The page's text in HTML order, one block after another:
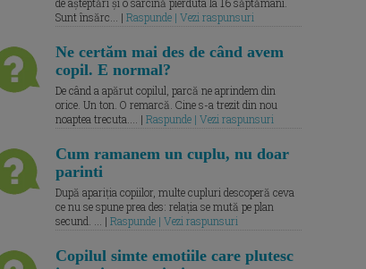
Sunt însărc... | Raspunde | Vezi raspunsuri
Ne certăm mai des de când avem
copil. E normal?
De când a apărut copilul, parcă ne aprindem din
orice. Un ton. O remarcă. Cine s-a trezit din nou
noaptea trecuta.... | Raspunde | Vezi raspunsuri
Cum ramanem un cuplu, nu doar
parinti
După apariția copiilor, multe cupluri descoperă ceva
ce nu se spune prea des: relația se mută pe plan
secund. ... | Raspunde | Vezi raspunsuri
Copilul simte emotiile care plutesc